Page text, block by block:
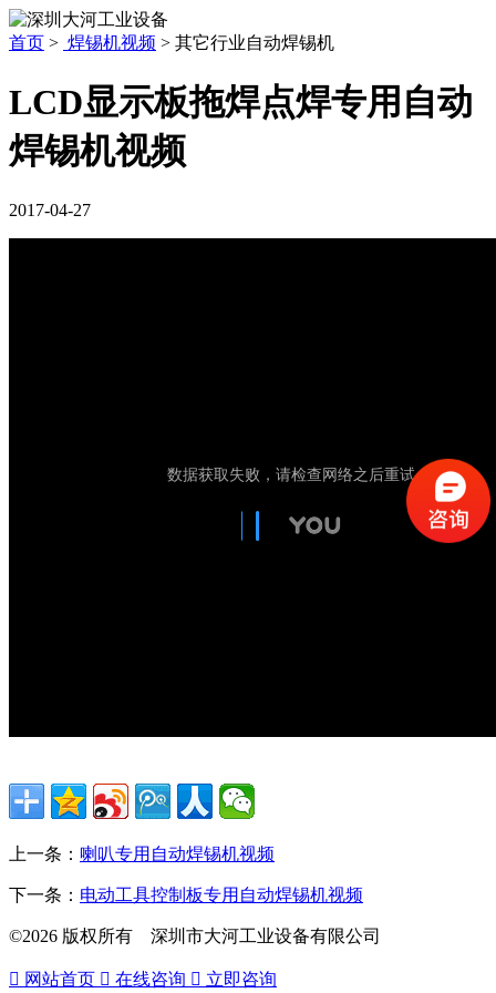
首页 > 焊锡机视频 > 其它行业自动焊锡机
LCD显示板拖焊点焊专用自动
焊锡机视频
2017-04-27
上一条： 喇叭专用自动焊锡机视频
下一条： 电动工具控制板专用自动焊锡机视频
©2026 版权所有 深圳市大河工业设备有限公司
 网站首页  在线咨询  立即咨询